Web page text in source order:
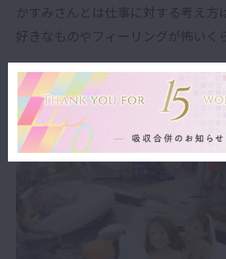
かすみさんとは仕事に対する考え方
好きなものやフィーリングが怖いく
なのでプライベートもまるごと、本
なっています。